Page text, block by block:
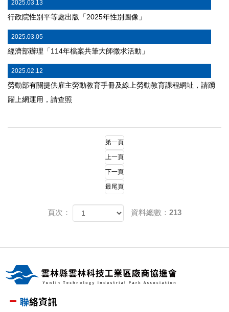
2025.03.13
行政院性別平等處出版「2025年性別圖像」
2025.03.05
經濟部辦理「114年檔案共筆大師徵求活動」
2025.02.12
勞動部有關提供雇主勞動教育手冊及線上勞動教育課程網址，請踴
躍上網運用，請查照
第一頁
上一頁
下一頁
最尾頁
頁次： 資料總數：213
聯絡資訊